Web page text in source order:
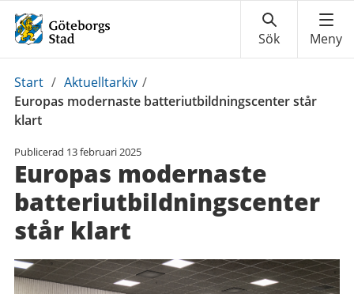
Du
är
här:
Start / Aktuelltarkiv /
Europas modernaste batteriutbildningscenter står
klart
Publicerad 13 februari 2025
Europas modernaste
batteriutbildningscenter
står klart